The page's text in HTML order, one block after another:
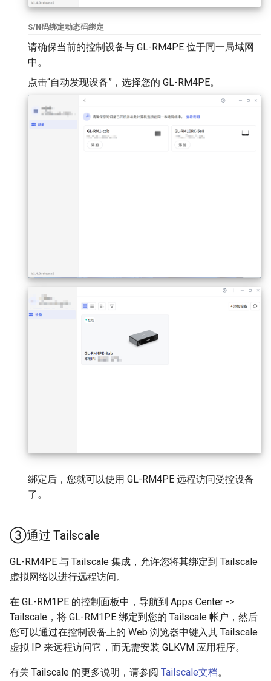
S/N码绑定动态码绑定
请确保当前的控制设备与 GL-RM4PE 位于同一局域网
中。
点击“自动发现设备”，选择您的 GL-RM4PE。
绑定后，您就可以使用 GL-RM4PE 远程访问受控设备
了。
③通过 Tailscale
GL-RM4PE 与 Tailscale 集成，允许您将其绑定到 Tailscale
虚拟网络以进行远程访问。
在 GL-RM1PE 的控制面板中，导航到 Apps Center ->
Tailscale，将 GL-RM1PE 绑定到您的 Tailscale 帐户，然后
您可以通过在控制设备上的 Web 浏览器中键入其 Tailscale
虚拟 IP 来远程访问它，而无需安装 GLKVM 应用程序。
有关 Tailscale 的更多说明，请参阅 Tailscale文档。